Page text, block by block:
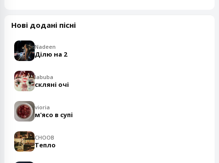
Нові додані пісні
Nadeen
Ділю на 2
labuba
скляні очі
vioria
м'ясо в супі
CHOOB
Тепло